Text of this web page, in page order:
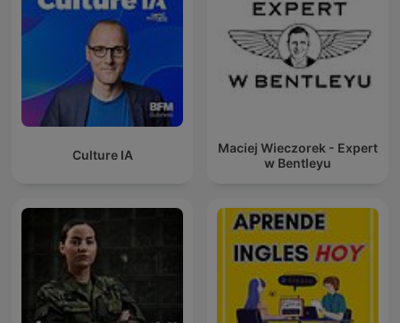
Culture IA
Maciej Wieczorek - Expert
w Bentleyu